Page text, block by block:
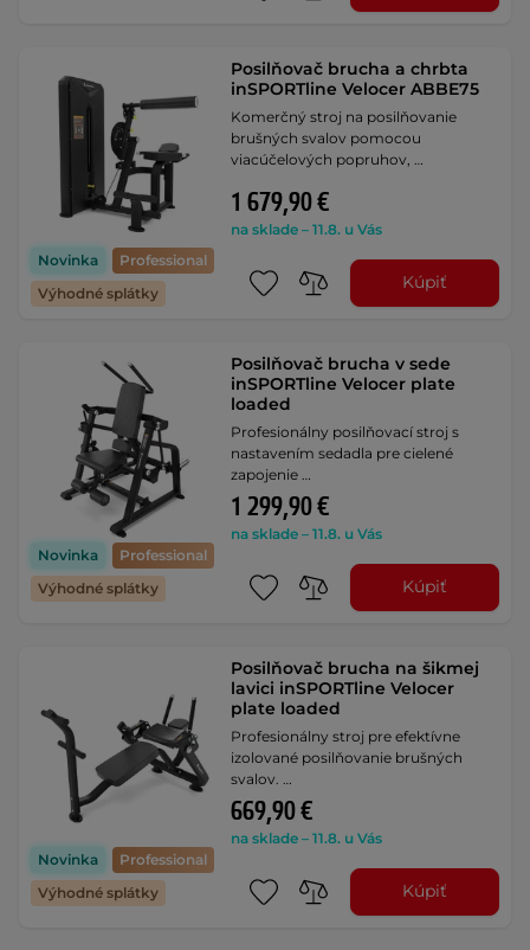
Novinka
Professional
Výhodné splátky
Posilňovač brucha a chrbta
inSPORTline Velocer ABBE75
Komerčný stroj na posilňovanie
brušných svalov pomocou
viacúčelových popruhov, …
1 679,90 €
na sklade – 11.8. u Vás
Kúpiť
Novinka
Professional
Výhodné splátky
Posilňovač brucha v sede
inSPORTline Velocer plate
loaded
Profesionálny posilňovací stroj s
nastavením sedadla pre cielené
zapojenie …
1 299,90 €
na sklade – 11.8. u Vás
Kúpiť
Novinka
Professional
Výhodné splátky
Posilňovač brucha na šikmej
lavici inSPORTline Velocer
plate loaded
Profesionálny stroj pre efektívne
izolované posilňovanie brušných
svalov. …
669,90 €
na sklade – 11.8. u Vás
Kúpiť